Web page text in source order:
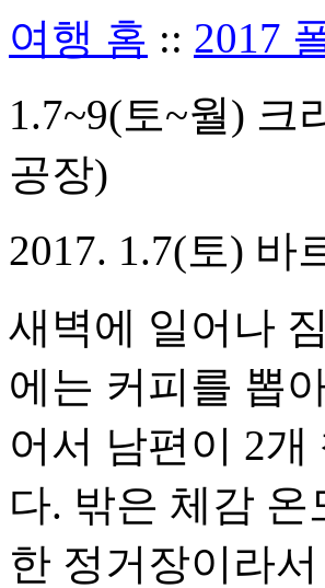
여행 홈 :: 2017
1.7~9(토~월) 크
공장)
2017. 1.7(토) 바
새벽에 일어나
에는 커피를 뽑
어서 남편이 2
다. 밖은 체감
한 정거장이라